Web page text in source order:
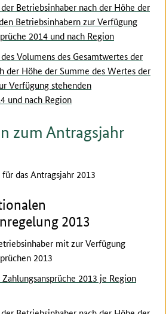
Betriebsinhaber nach der Höhe der
Betriebsinhabern zur Verfügung
2014 und nach Region
Volumens des Gesamtwertes der
der Höhe der Summe des Wertes der
Verfügung stehenden
und nach Region
zum Antragsjahr
das Antragsjahr 2013
2013
mit zur Verfügung
2013
2013 je Region